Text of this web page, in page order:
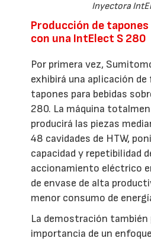
Inyectora
Producción de tapones
con una IntElect S 280
Por primera vez,
exhibirá una aplicación
tapones para bebidas
280. La máquina
producirá las piezas
48 cavidades de HTW,
capacidad y repetibilidad
accionamiento eléctrico
de envase de alta
menor consumo de
La demostración también
importancia de un